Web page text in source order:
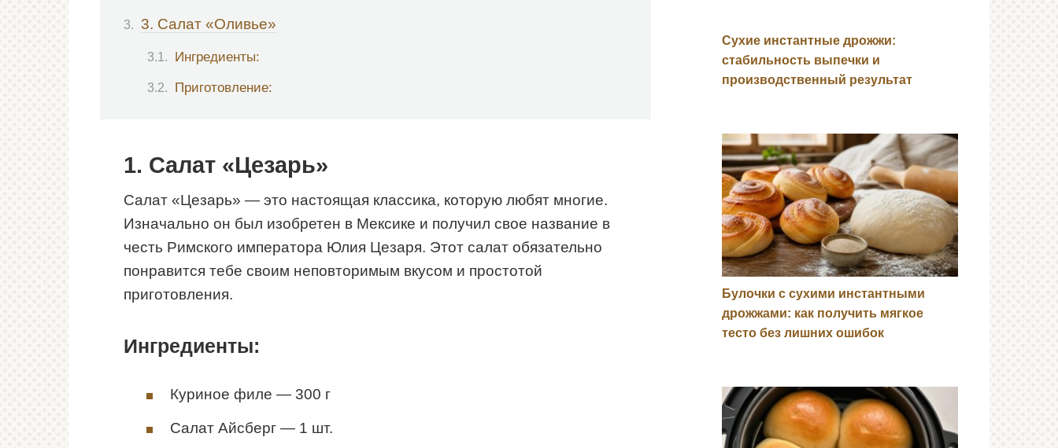
3. Салат «Оливье»
Ингредиенты:
Приготовление:
1. Салат «Цезарь»
Салат «Цезарь» — это настоящая классика, которую любят многие.
Изначально он был изобретен в Мексике и получил свое название в
честь Римского императора Юлия Цезаря. Этот салат обязательно
понравится тебе своим неповторимым вкусом и простотой
приготовления.
Ингредиенты:
Куриное филе — 300 г
Салат Айсберг — 1 шт.
Сухие инстантные дрожжи:
стабильность выпечки и
производственный результат
Булочки с сухими инстантными
дрожжами: как получить мягкое
тесто без лишних ошибок